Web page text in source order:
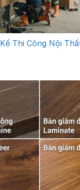
Thi Công Nội